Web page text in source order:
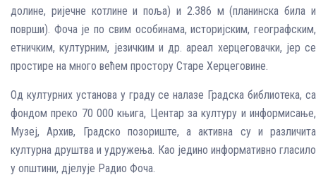
долине, ријечне котлине и поља) и 2.386 м (планинска била и
површи). Фоча је по свим особинама, историјским, географским,
етничким, културним, језичким и др. ареал херцеговачки, јер се
простире на много већем простору Старе Херцеговине.
Од културних установа у граду се налазе Градска библиотека, са
фондом преко 70 000 књига, Центар за културу и информисање,
Музеј, Архив, Градско позориште, а активна су и различита
културна друштва и удружења. Као једино информативно гласило
у општини, дјелује Радио Фоча.